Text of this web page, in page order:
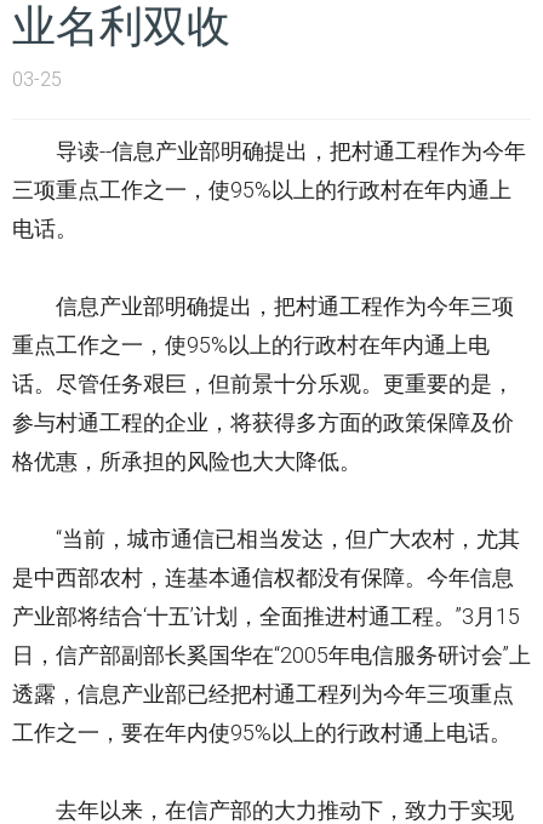
业名利双收
03-25
导读--信息产业部明确提出，把村通工程作为今年
三项重点工作之一，使95%以上的行政村在年内通上
电话。
信息产业部明确提出，把村通工程作为今年三项
重点工作之一，使95%以上的行政村在年内通上电
话。尽管任务艰巨，但前景十分乐观。更重要的是，
参与村通工程的企业，将获得多方面的政策保障及价
格优惠，所承担的风险也大大降低。
“当前，城市通信已相当发达，但广大农村，尤其
是中西部农村，连基本通信权都没有保障。今年信息
产业部将结合‘十五’计划，全面推进村通工程。”3月15
日，信产部副部长奚国华在“2005年电信服务研讨会”上
透露，信息产业部已经把村通工程列为今年三项重点
工作之一，要在年内使95%以上的行政村通上电话。
去年以来，在信产部的大力推动下，致力于实现